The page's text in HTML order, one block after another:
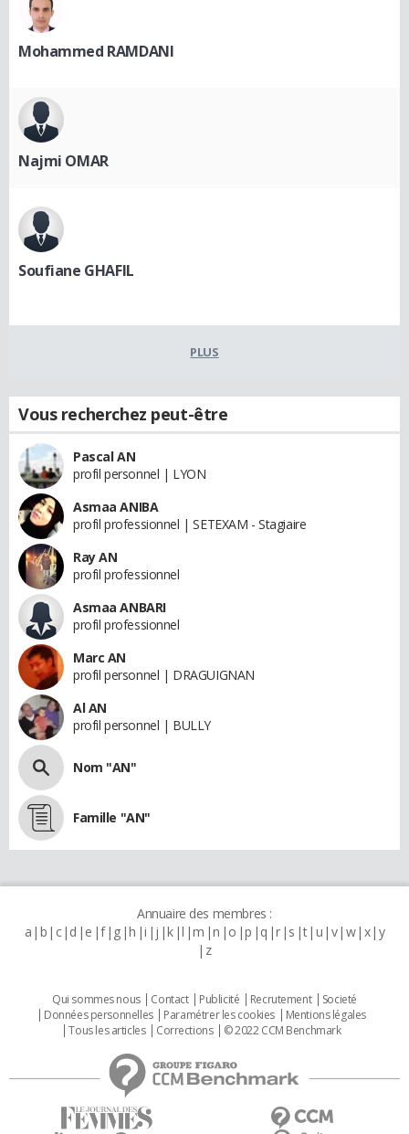
Mohammed RAMDANI
Najmi OMAR
Soufiane GHAFIL
PLUS
Vous recherchez peut-être
Pascal AN
profil personnel | LYON
Asmaa ANIBA
profil professionnel | SETEXAM - Stagiaire
Ray AN
profil professionnel
Asmaa ANBARI
profil professionnel
Marc AN
profil personnel | DRAGUIGNAN
Al AN
profil personnel | BULLY
Nom "AN"
Famille "AN"
Annuaire des membres :
a b c d e f g h i j k l m n o p q r s t u v w x y
z
Qui sommes nous Contact Publicité Recrutement
Societé
Données personnelles
Paramétrer les cookies
Mentions légales
Tous les articles
Corrections © 2022 CCM Benchmark